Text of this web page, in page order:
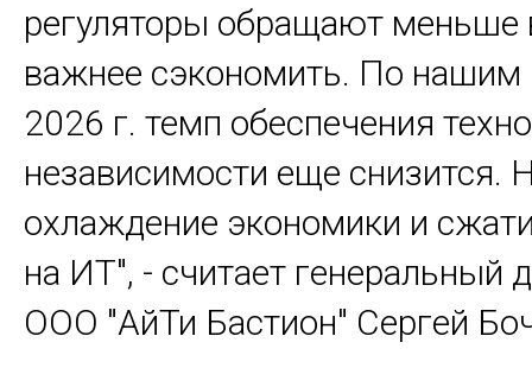
регуляторы обращают меньше
важнее сэкономить. По нашим
2026 г. темп обеспечения
независимости еще снизится.
охлаждение экономики и
на ИТ", - считает генеральный
ООО "АйТи Бастион" Сергей